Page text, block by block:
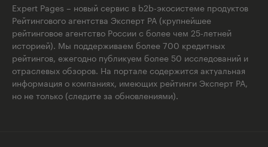
Expert Pages – новый сервис в b2b-экосистеме продуктов
Рейтингового агентства Эксперт РА (крупнейшее
рейтинговое агентство России с более чем 25-летней
историей). Мы поддерживаем более 700 кредитных
рейтингов, ежегодно публикуем более 50 исследований и
отраслевых обзоров. На портале содержится актуальная
информация о компаниях, имеющих рейтинги Эксперт РА,
но не только (следите за обновлениями).